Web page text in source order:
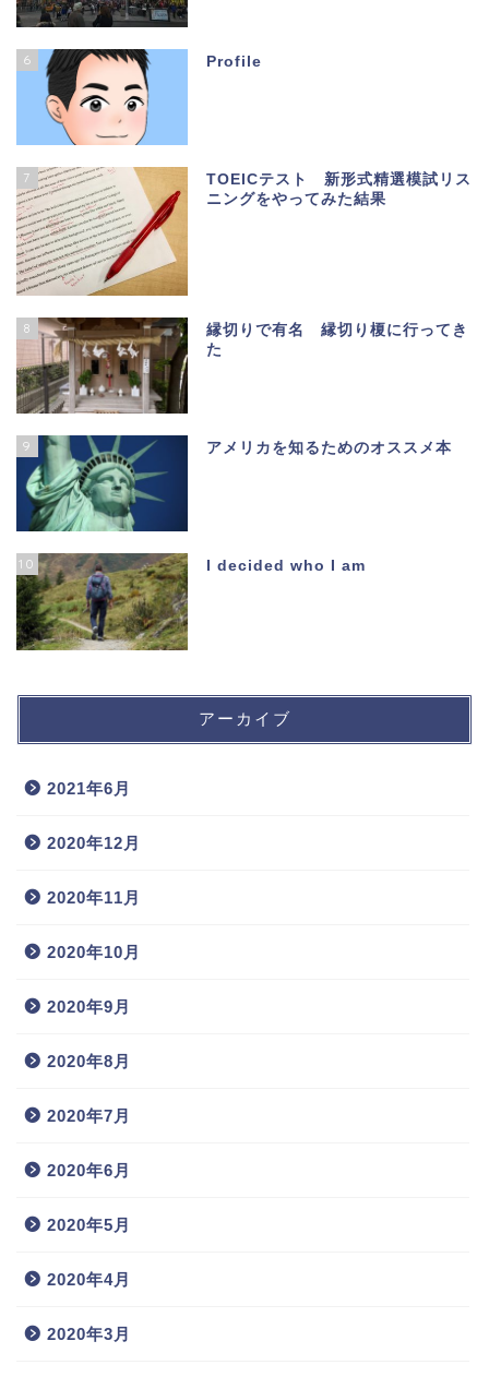
6 Profile
7
TOEICテスト 新形式精選模試リス
ニングをやってみた結果
8
縁切りで有名 縁切り榎に行ってき
た
9 アメリカを知るためのオススメ本
10 I decided who I am
アーカイブ
2021年6月
2020年12月
2020年11月
2020年10月
2020年9月
2020年8月
2020年7月
2020年6月
2020年5月
2020年4月
2020年3月